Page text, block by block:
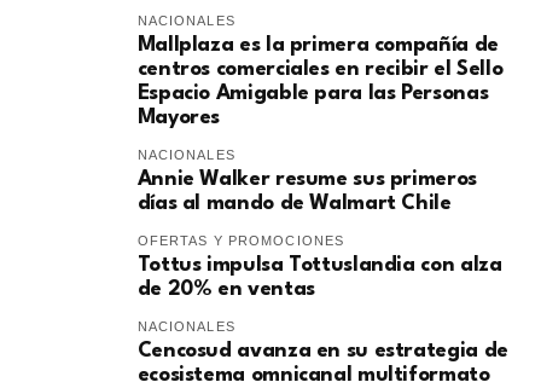
NACIONALES
Mallplaza es la primera compañía de
centros comerciales en recibir el Sello
Espacio Amigable para las Personas
Mayores
NACIONALES
Annie Walker resume sus primeros
días al mando de Walmart Chile
OFERTAS Y PROMOCIONES
Tottus impulsa Tottuslandia con alza
de 20% en ventas
NACIONALES
Cencosud avanza en su estrategia de
ecosistema omnicanal multiformato